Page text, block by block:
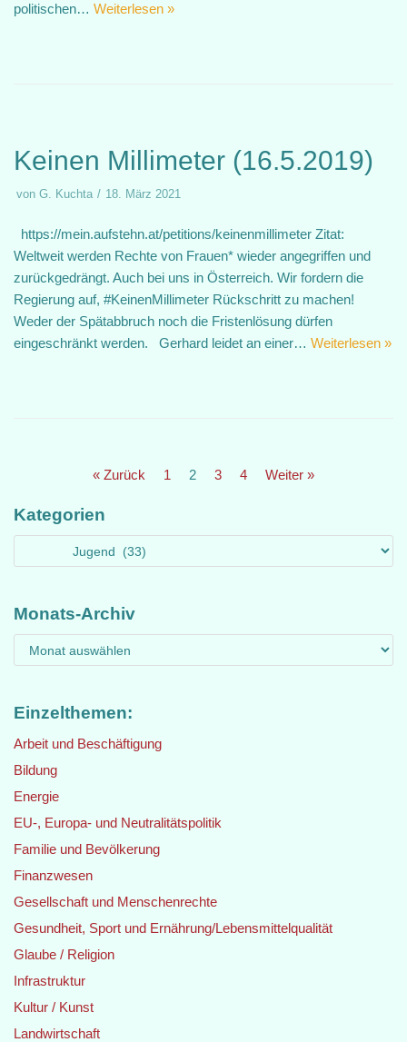
politischen… Weiterlesen »
Keinen Millimeter (16.5.2019)
von G. Kuchta 18. März 2021
https://mein.aufstehn.at/petitions/keinenmillimeter Zitat:
Weltweit werden Rechte von Frauen* wieder angegriffen und
zurückgedrängt. Auch bei uns in Österreich. Wir fordern die
Regierung auf, #KeinenMillimeter Rückschritt zu machen!
Weder der Spätabbruch noch die Fristenlösung dürfen
eingeschränkt werden. Gerhard leidet an einer… Weiterlesen »
« Zurück 1 2 3 4 Weiter »
Kategorien
Monats-Archiv
Einzelthemen:
Arbeit und Beschäftigung
Bildung
Energie
EU-, Europa- und Neutralitätspolitik
Familie und Bevölkerung
Finanzwesen
Gesellschaft und Menschenrechte
Gesundheit, Sport und Ernährung/Lebensmittelqualität
Glaube / Religion
Infrastruktur
Kultur / Kunst
Landwirtschaft